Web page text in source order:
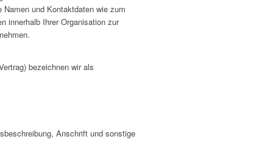
und Kontaktdaten wie zum
innerhalb Ihrer Organisation zur
bezeichnen wir als
Anschrift und sonstige